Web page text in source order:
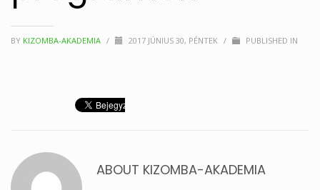
BY KIZOMBA-AKADEMIA / 2017 JÚNIUS 30, PÉNTEK / PUBLISHED IN
ABOUT KIZOMBA-AKADEMIA